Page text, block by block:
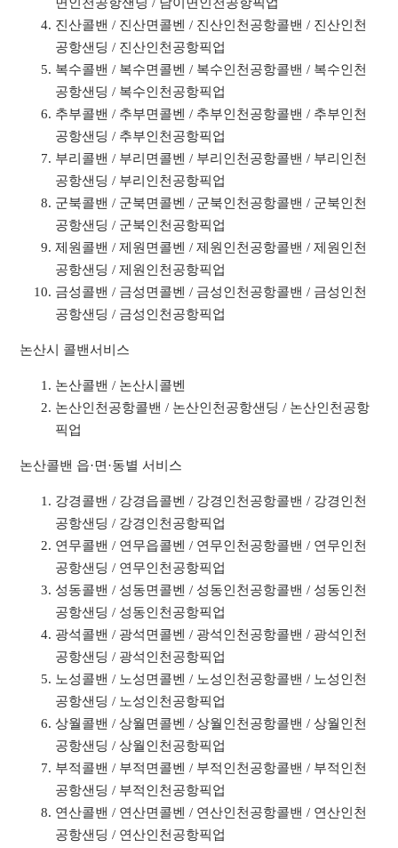
진산콜밴 / 진산면콜벤 / 진산인천공항콜밴 / 진산인천
공항샌딩 / 진산인천공항픽업
복수콜밴 / 복수면콜벤 / 복수인천공항콜밴 / 복수인천
공항샌딩 / 복수인천공항픽업
추부콜밴 / 추부면콜벤 / 추부인천공항콜밴 / 추부인천
공항샌딩 / 추부인천공항픽업
부리콜밴 / 부리면콜벤 / 부리인천공항콜밴 / 부리인천
공항샌딩 / 부리인천공항픽업
군북콜밴 / 군북면콜벤 / 군북인천공항콜밴 / 군북인천
공항샌딩 / 군북인천공항픽업
제원콜밴 / 제원면콜벤 / 제원인천공항콜밴 / 제원인천
공항샌딩 / 제원인천공항픽업
금성콜밴 / 금성면콜벤 / 금성인천공항콜밴 / 금성인천
공항샌딩 / 금성인천공항픽업
논산시 콜밴서비스
논산콜밴 / 논산시콜벤
논산인천공항콜밴 / 논산인천공항샌딩 / 논산인천공항
픽업
논산콜밴 읍·면·동별 서비스
강경콜밴 / 강경읍콜벤 / 강경인천공항콜밴 / 강경인천
공항샌딩 / 강경인천공항픽업
연무콜밴 / 연무읍콜벤 / 연무인천공항콜밴 / 연무인천
공항샌딩 / 연무인천공항픽업
성동콜밴 / 성동면콜벤 / 성동인천공항콜밴 / 성동인천
공항샌딩 / 성동인천공항픽업
광석콜밴 / 광석면콜벤 / 광석인천공항콜밴 / 광석인천
공항샌딩 / 광석인천공항픽업
노성콜밴 / 노성면콜벤 / 노성인천공항콜밴 / 노성인천
공항샌딩 / 노성인천공항픽업
상월콜밴 / 상월면콜벤 / 상월인천공항콜밴 / 상월인천
공항샌딩 / 상월인천공항픽업
부적콜밴 / 부적면콜벤 / 부적인천공항콜밴 / 부적인천
공항샌딩 / 부적인천공항픽업
연산콜밴 / 연산면콜벤 / 연산인천공항콜밴 / 연산인천
공항샌딩 / 연산인천공항픽업